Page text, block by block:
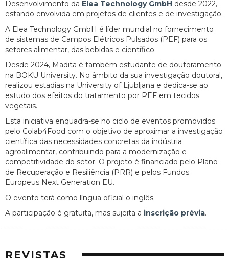
Desenvolvimento da Elea Technology GmbH desde 2022,
estando envolvida em projetos de clientes e de investigação.
A Elea Technology GmbH é líder mundial no fornecimento
de sistemas de Campos Elétricos Pulsados (PEF) para os
setores alimentar, das bebidas e científico.
Desde 2024, Madita é também estudante de doutoramento
na BOKU University. No âmbito da sua investigação doutoral,
realizou estadias na University of Ljubljana e dedica-se ao
estudo dos efeitos do tratamento por PEF em tecidos
vegetais.
Esta iniciativa enquadra-se no ciclo de eventos promovidos
pelo Colab4Food com o objetivo de aproximar a investigação
científica das necessidades concretas da indústria
agroalimentar, contribuindo para a modernização e
competitividade do setor. O projeto é financiado pelo Plano
de Recuperação e Resiliência (PRR) e pelos Fundos
Europeus Next Generation EU.
O evento terá como língua oficial o inglês.
A participação é gratuita, mas sujeita a inscrição prévia.
REVISTAS